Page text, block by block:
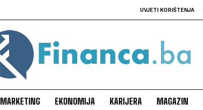
UVJETI KORIŠTENJA
MARKETING EKONOMIJA KARIJERA MAGAZIN